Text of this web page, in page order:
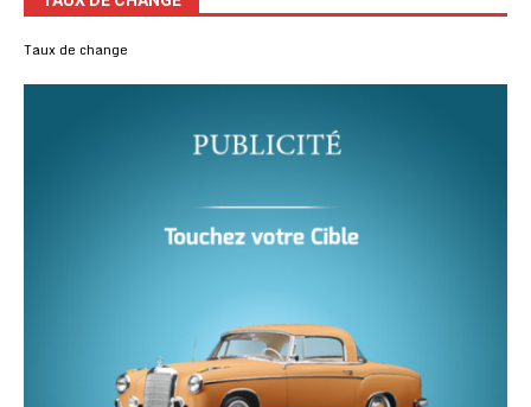
Taux de change